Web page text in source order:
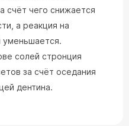
счёт чего снижается
а реакция на
уменьшается.
солей стронция
за счёт оседания
дентина.